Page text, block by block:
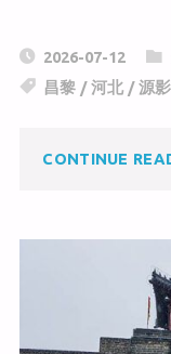
C
h
a
W
b
c
e
o
2026-07-12
昌黎 /河北 /源
CONTINUE